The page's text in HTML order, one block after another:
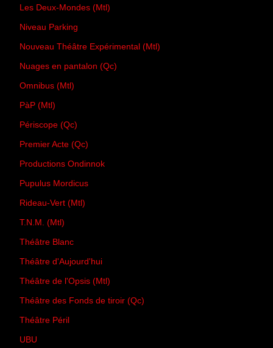
Les Deux-Mondes (Mtl)
Niveau Parking
Nouveau Théâtre Expérimental (Mtl)
Nuages en pantalon (Qc)
Omnibus (Mtl)
PàP (Mtl)
Périscope (Qc)
Premier Acte (Qc)
Productions Ondinnok
Pupulus Mordicus
Rideau-Vert (Mtl)
T.N.M. (Mtl)
Théâtre Blanc
Théâtre d'Aujourd'hui
Théâtre de l'Opsis (Mtl)
Théâtre des Fonds de tiroir (Qc)
Théâtre Péril
UBU